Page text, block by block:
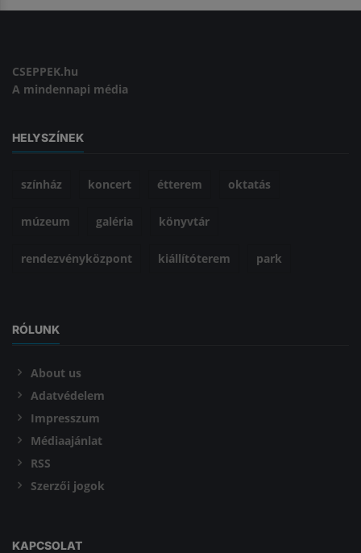
CSEPPEK.hu
A mindennapi média
HELYSZÍNEK
színház koncert étterem oktatás
múzeum galéria könyvtár
rendezvényközpont kiállítóterem park
RÓLUNK
About us
Adatvédelem
Impresszum
Médiaajánlat
RSS
Szerzői jogok
KAPCSOLAT